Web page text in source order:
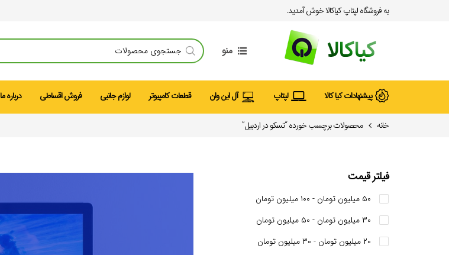
به فروشگاه لپتاپ کیاکالا خوش آمدید.
منو
پیشنهادات کیا کالا لپتاپ آل این وان قطعات کامپیوتر لوازم جانبی فروش اقساطی درباره ما
خانه محصولات برچسب خورده “تسکو در اردبیل”
فیلتر قیمت